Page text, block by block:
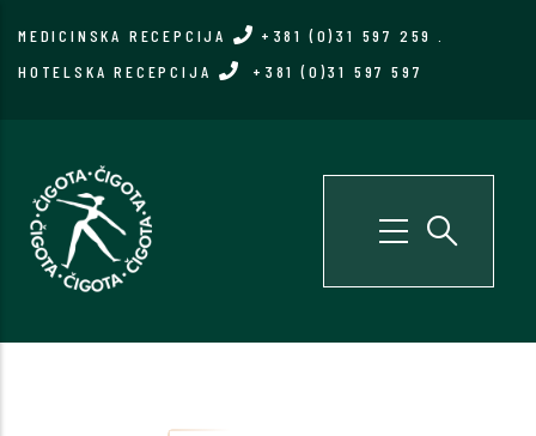
MEDICINSKA RECEPCIJA +381 (0)31 597 259
HOTELSKA RECEPCIJA
+381 (0)31 597 597